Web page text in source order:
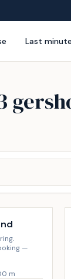
Last minute
—
m